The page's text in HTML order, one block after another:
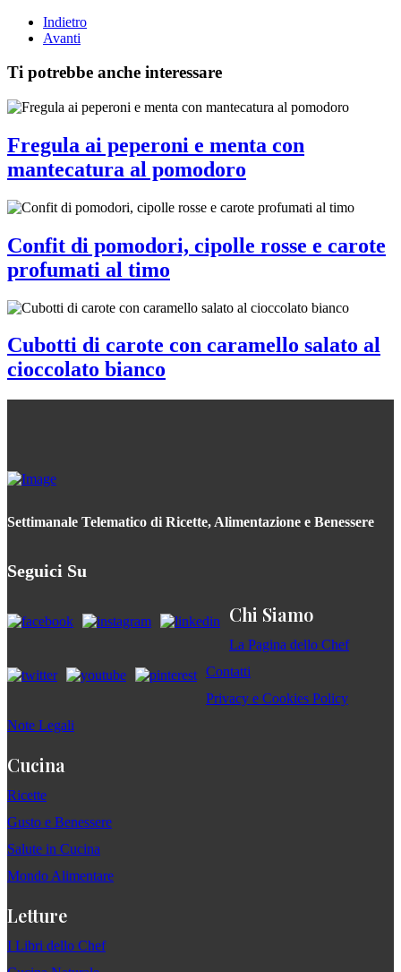
Indietro
Avanti
Ti potrebbe anche interessare
Fregula ai peperoni e menta con
mantecatura al pomodoro
Confit di pomodori, cipolle rosse e carote
profumati al timo
Cubotti di carote con caramello salato al
cioccolato bianco
Settimanale Telematico di Ricette, Alimentazione e Benessere
Seguici Su
Chi Siamo
La Pagina dello Chef
Contatti
Privacy e Cookies Policy
Note Legali
Cucina
Ricette
Gusto e Benessere
Salute in Cucina
Mondo Alimentare
Letture
I Libri dello Chef